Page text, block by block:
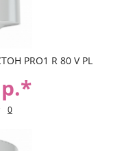
PRO1 R 80 V PL
0